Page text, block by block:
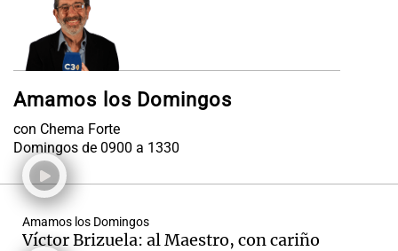
Amamos los Domingos
con Chema Forte
Domingos de 0900 a 1330
Amamos los Domingos
Víctor Brizuela: al Maestro, con cariño